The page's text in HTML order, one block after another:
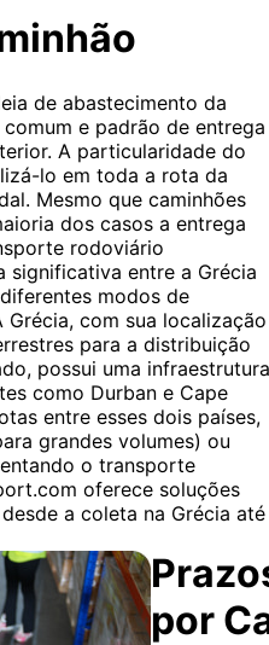
de abastecimento da
e padrão de entrega
A particularidade do
lo em toda a rota da
Mesmo que caminhões
dos casos a entrega
rodoviário
significativa entre a Grécia
modos de
com sua localização
para a distribuição
possui uma infraestrutura
como Durban e Cape
entre esses dois países,
grandes volumes) ou
o transporte
oferece soluções
a coleta na Grécia até
por